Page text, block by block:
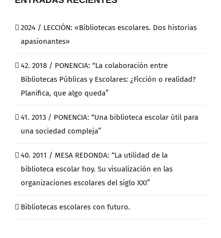
2024 / LECCIÓN: «Bibliotecas escolares. Dos historias
apasionantes»
42. 2018 / PONENCIA: “La colaboración entre
Bibliotecas Públicas y Escolares: ¿Ficción o realidad?
Planifica, que algo queda”
41. 2013 / PONENCIA: “Una biblioteca escolar útil para
una sociedad compleja”
40. 2011 / MESA REDONDA: “La utilidad de la
biblioteca escolar hoy. Su visualización en las
organizaciones escolares del siglo XXI”
Bibliotecas escolares con futuro.